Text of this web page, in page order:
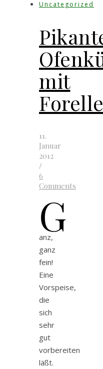
Uncategorized
mit
11.
Januar
2012
/
6
Comments
G
anz,
ganz
fein!
Eine
Vorspeise,
die
sich
sehr
gut
vorbereiten
läßt.